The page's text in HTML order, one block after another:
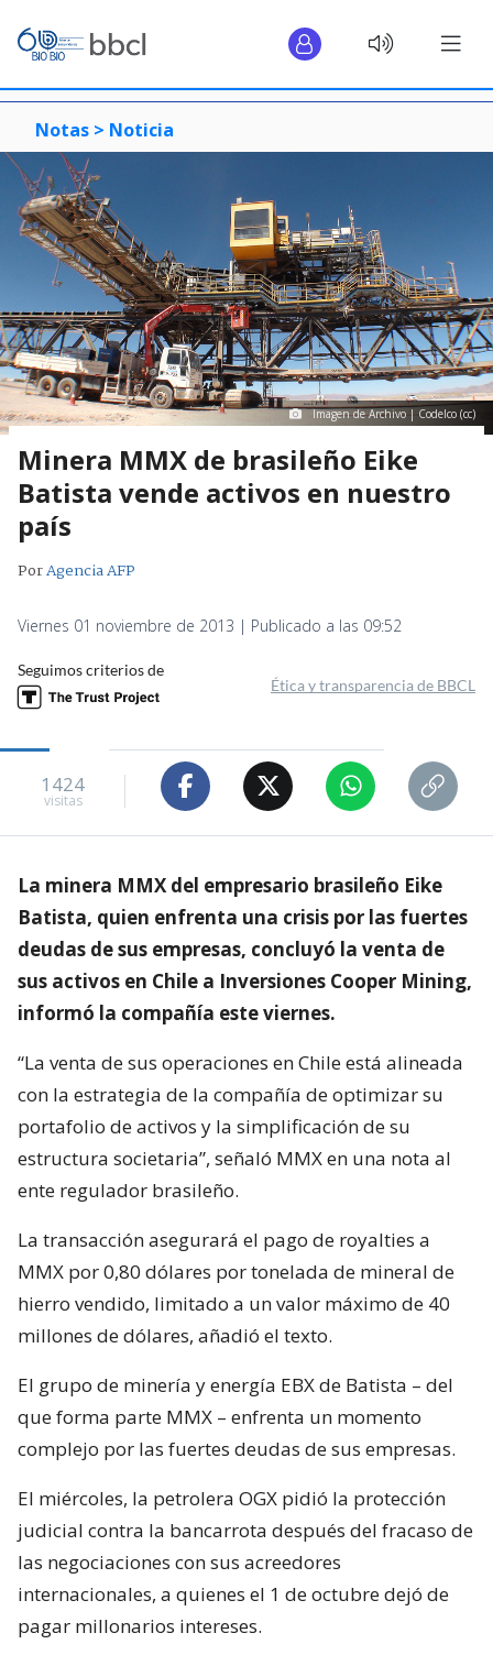
Notas > Noticia
Imagen de Archivo | Codelco (cc)
Minera MMX de brasileño Eike
Batista vende activos en nuestro
país
PorAgencia AFP
Viernes 01 noviembre de 2013 | Publicado a las 09:52
Seguimos criterios de
Ética y transparencia de BBCL
1424
visitas
La minera MMX del empresario brasileño Eike
Batista, quien enfrenta una crisis por las fuertes
deudas de sus empresas, concluyó la venta de
sus activos en Chile a Inversiones Cooper Mining,
informó la compañía este viernes.
“La venta de sus operaciones en Chile está alineada
con la estrategia de la compañía de optimizar su
portafolio de activos y la simplificación de su
estructura societaria”, señaló MMX en una nota al
ente regulador brasileño.
La transacción asegurará el pago de royalties a
MMX por 0,80 dólares por tonelada de mineral de
hierro vendido, limitado a un valor máximo de 40
millones de dólares, añadió el texto.
El grupo de minería y energía EBX de Batista – del
que forma parte MMX – enfrenta un momento
complejo por las fuertes deudas de sus empresas.
El miércoles, la petrolera OGX pidió la protección
judicial contra la bancarrota después del fracaso de
las negociaciones con sus acreedores
internacionales, a quienes el 1 de octubre dejó de
pagar millonarios intereses.